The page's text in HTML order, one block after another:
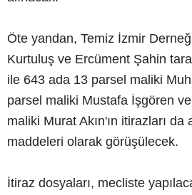
Öte yandan, Temiz İzmir
Kurtuluş ve Ercüment Şahin
ile 643 ada 13 parsel maliki
parsel maliki Mustafa İşgören
maliki Murat Akın'ın itirazları da
maddeleri olarak görüşülecek.
İtiraz dosyaları, mecliste